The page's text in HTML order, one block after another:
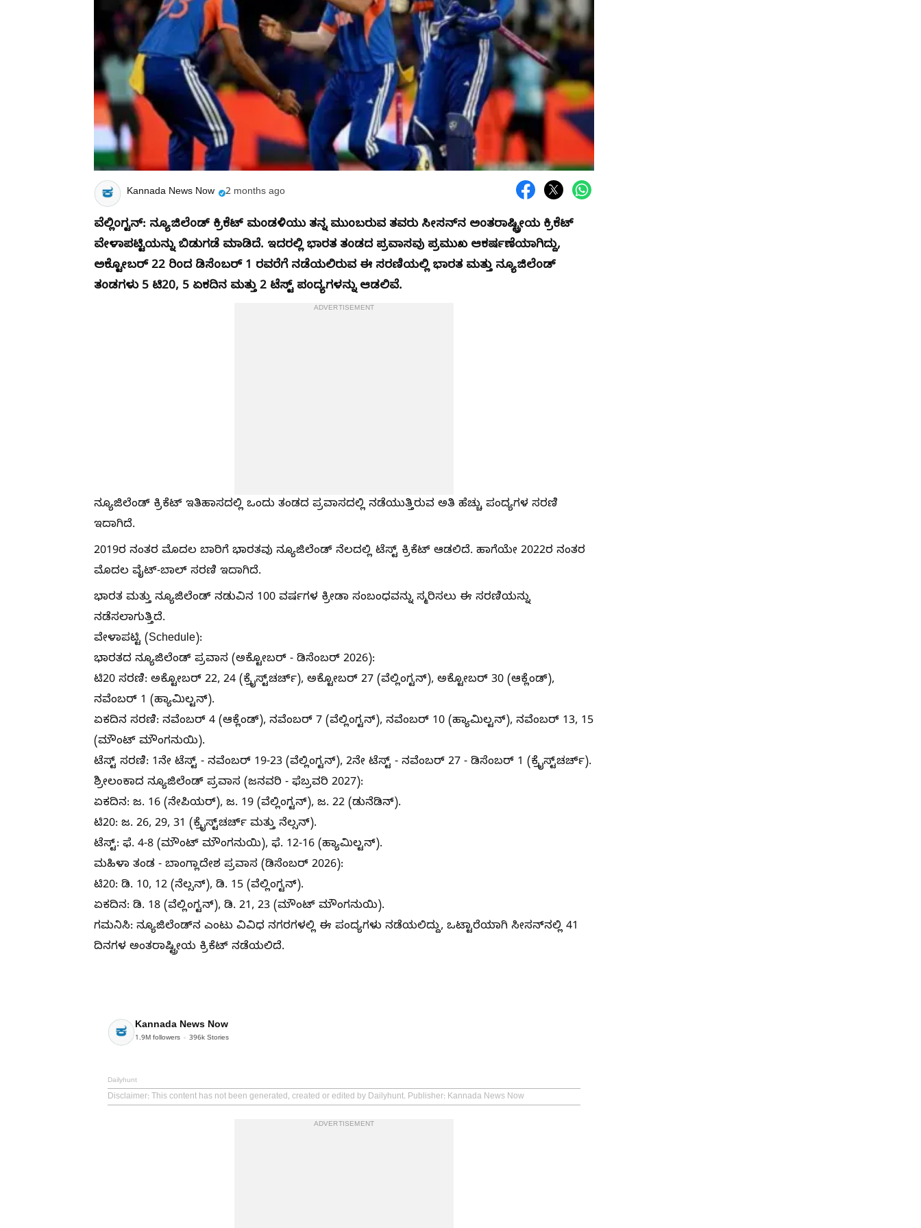
Kannada News Now 2 months ago
​ವೆಲ್ಲಿಂಗ್ಟನ್: ನ್ಯೂಜಿಲೆಂಡ್ ಕ್ರಿಕೆಟ್ ಮಂಡಳಿಯು ತನ್ನ ಮುಂಬರುವ ತವರು ಸೀಸನ್‌ನ ಅಂತರಾಷ್ಟ್ರೀಯ ಕ್ರಿಕೆಟ್
ವೇಳಾಪಟ್ಟಿಯನ್ನು ಬಿಡುಗಡೆ ಮಾಡಿದೆ. ಇದರಲ್ಲಿ ಭಾರತ ತಂಡದ ಪ್ರವಾಸವು ಪ್ರಮುಖ ಆಕರ್ಷಣೆಯಾಗಿದ್ದು,
ಅಕ್ಟೋಬರ್ 22 ರಿಂದ ಡಿಸೆಂಬರ್ 1 ರವರೆಗೆ ನಡೆಯಲಿರುವ ಈ ಸರಣಿಯಲ್ಲಿ ಭಾರತ ಮತ್ತು ನ್ಯೂಜಿಲೆಂಡ್
ತಂಡಗಳು 5 ಟಿ20, 5 ಏಕದಿನ ಮತ್ತು 2 ಟೆಸ್ಟ್ ಪಂದ್ಯಗಳನ್ನು ಆಡಲಿವೆ.
ADVERTISEMENT
ನ್ಯೂಜಿಲೆಂಡ್ ಕ್ರಿಕೆಟ್ ಇತಿಹಾಸದಲ್ಲಿ ಒಂದು ತಂಡದ ಪ್ರವಾಸದಲ್ಲಿ ನಡೆಯುತ್ತಿರುವ ಅತಿ ಹೆಚ್ಚು ಪಂದ್ಯಗಳ ಸರಣಿ
ಇದಾಗಿದೆ.
2019ರ ನಂತರ ಮೊದಲ ಬಾರಿಗೆ ಭಾರತವು ನ್ಯೂಜಿಲೆಂಡ್ ನೆಲದಲ್ಲಿ ಟೆಸ್ಟ್ ಕ್ರಿಕೆಟ್ ಆಡಲಿದೆ. ಹಾಗೆಯೇ 2022ರ ನಂತರ
ಮೊದಲ ವೈಟ್-ಬಾಲ್ ಸರಣಿ ಇದಾಗಿದೆ.
ಭಾರತ ಮತ್ತು ನ್ಯೂಜಿಲೆಂಡ್ ನಡುವಿನ 100 ವರ್ಷಗಳ ಕ್ರೀಡಾ ಸಂಬಂಧವನ್ನು ಸ್ಮರಿಸಲು ಈ ಸರಣಿಯನ್ನು
ನಡೆಸಲಾಗುತ್ತಿದೆ.
​ವೇಳಾಪಟ್ಟಿ (Schedule):
​ಭಾರತದ ನ್ಯೂಜಿಲೆಂಡ್ ಪ್ರವಾಸ (ಅಕ್ಟೋಬರ್ - ಡಿಸೆಂಬರ್ 2026):
​ಟಿ20 ಸರಣಿ: ಅಕ್ಟೋಬರ್ 22, 24 (ಕ್ರೈಸ್ಟ್‌ಚರ್ಚ್), ಅಕ್ಟೋಬರ್ 27 (ವೆಲ್ಲಿಂಗ್ಟನ್), ಅಕ್ಟೋಬರ್ 30 (ಆಕ್ಲೆಂಡ್),
ನವೆಂಬರ್ 1 (ಹ್ಯಾಮಿಲ್ಟನ್).
​ಏಕದಿನ ಸರಣಿ: ನವೆಂಬರ್ 4 (ಆಕ್ಲೆಂಡ್), ನವೆಂಬರ್ 7 (ವೆಲ್ಲಿಂಗ್ಟನ್), ನವೆಂಬರ್ 10 (ಹ್ಯಾಮಿಲ್ಟನ್), ನವೆಂಬರ್ 13, 15
(ಮೌಂಟ್ ಮೌಂಗನುಯಿ).
​ಟೆಸ್ಟ್ ಸರಣಿ: 1ನೇ ಟೆಸ್ಟ್ - ನವೆಂಬರ್ 19-23 (ವೆಲ್ಲಿಂಗ್ಟನ್), 2ನೇ ಟೆಸ್ಟ್ - ನವೆಂಬರ್ 27 - ಡಿಸೆಂಬರ್ 1 (ಕ್ರೈಸ್ಟ್‌ಚರ್ಚ್).
​ಶ್ರೀಲಂಕಾದ ನ್ಯೂಜಿಲೆಂಡ್ ಪ್ರವಾಸ (ಜನವರಿ - ಫೆಬ್ರವರಿ 2027):
​ಏಕದಿನ: ಜ. 16 (ನೇಪಿಯರ್), ಜ. 19 (ವೆಲ್ಲಿಂಗ್ಟನ್), ಜ. 22 (ಡುನೆಡಿನ್).
​ಟಿ20: ಜ. 26, 29, 31 (ಕ್ರೈಸ್ಟ್‌ಚರ್ಚ್ ಮತ್ತು ನೆಲ್ಸನ್).
​ಟೆಸ್ಟ್: ಫೆ. 4-8 (ಮೌಂಟ್ ಮೌಂಗನುಯಿ), ಫೆ. 12-16 (ಹ್ಯಾಮಿಲ್ಟನ್).
​ಮಹಿಳಾ ತಂಡ - ಬಾಂಗ್ಲಾದೇಶ ಪ್ರವಾಸ (ಡಿಸೆಂಬರ್ 2026):
​ಟಿ20: ಡಿ. 10, 12 (ನೆಲ್ಸನ್), ಡಿ. 15 (ವೆಲ್ಲಿಂಗ್ಟನ್).
​ಏಕದಿನ: ಡಿ. 18 (ವೆಲ್ಲಿಂಗ್ಟನ್), ಡಿ. 21, 23 (ಮೌಂಟ್ ಮೌಂಗನುಯಿ).
​ಗಮನಿಸಿ: ನ್ಯೂಜಿಲೆಂಡ್‌ನ ಎಂಟು ವಿವಿಧ ನಗರಗಳಲ್ಲಿ ಈ ಪಂದ್ಯಗಳು ನಡೆಯಲಿದ್ದು, ಒಟ್ಟಾರೆಯಾಗಿ ಸೀಸನ್‌ನಲ್ಲಿ 41
ದಿನಗಳ ಅಂತರಾಷ್ಟ್ರೀಯ ಕ್ರಿಕೆಟ್ ನಡೆಯಲಿದೆ.
Kannada News Now
1.9M followers 396k Stories
Dailyhunt
Disclaimer: This content has not been generated, created or edited by Dailyhunt. Publisher: Kannada News Now
ADVERTISEMENT